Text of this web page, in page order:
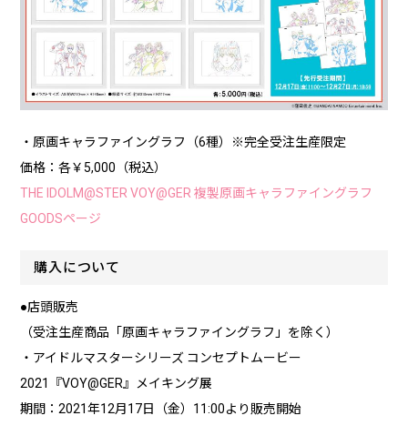
・原画キャラファイングラフ（6種）※完全受注生産限定
価格：各￥5,000（税込）
THE IDOLM@STER VOY@GER 複製原画キャラファイングラフ
GOODSページ
購入について
●店頭販売
（受注生産商品「原画キャラファイングラフ」を除く）
・アイドルマスターシリーズ コンセプトムービー
2021『VOY@GER』メイキング展
期間：2021年12月17日（金）11:00より販売開始